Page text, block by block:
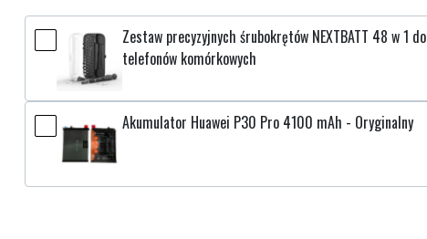
Zestaw precyzyjnych śrubokrętów NEXTBATT 48 w 1 do
telefonów komórkowych
Akumulator Huawei P30 Pro 4100 mAh - Oryginalny